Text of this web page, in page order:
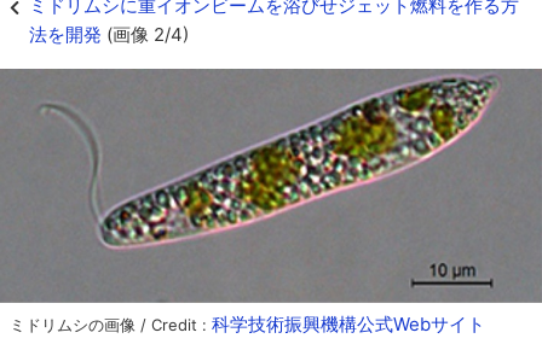
ミドリムシに重イオンビームを浴びせジェット燃料を作る方
法を開発 (画像 2/4)
ミドリムシの画像 / Credit : 科学技術振興機構公式Webサイト